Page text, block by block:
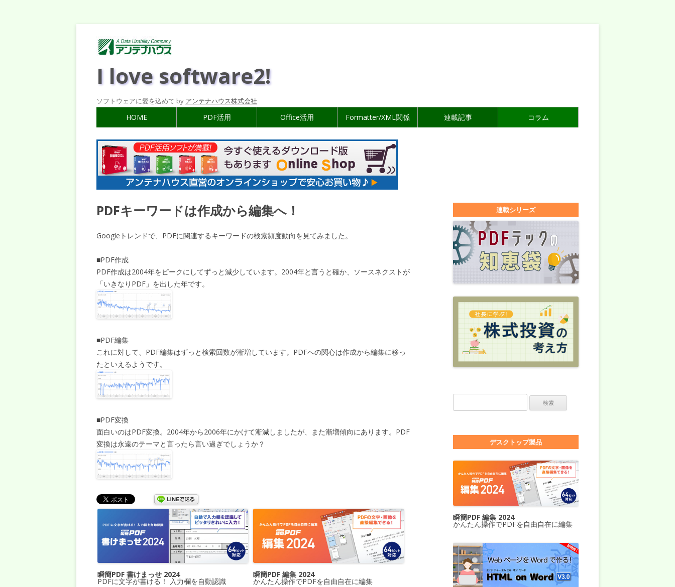
I love software2!
ソフトウェアに愛を込めて by アンテナハウス株式会社
HOME PDF活用 Office活用 Formatter/XML関係 連載記事 コラム
PDFキーワードは作成から編集へ！
Googleトレンドで、PDFに関連するキーワードの検索頻度動向を見てみました。
■PDF作成
PDF作成は2004年をピークにしてずっと減少しています。2004年と言うと確か、ソースネクストが
「いきなりPDF」を出した年です。
■PDF編集
これに対して、PDF編集はずっと検索回数が漸増しています。PDFへの関心は作成から編集に移っ
たといえるようです。
■PDF変換
面白いのはPDF変換。2004年から2006年にかけて漸減しましたが、また漸増傾向にあります。PDF
変換は永遠のテーマと言ったら言い過ぎでしょうか？
瞬簡PDF 書けまっせ 2024
PDFに文字が書ける！ 入力欄を自動認識
瞬簡PDF 編集 2024
かんたん操作でPDFを自由自在に編集
連載シリーズ
デスクトップ製品
瞬簡PDF 編集 2024
かんたん操作でPDFを自由自在に編集